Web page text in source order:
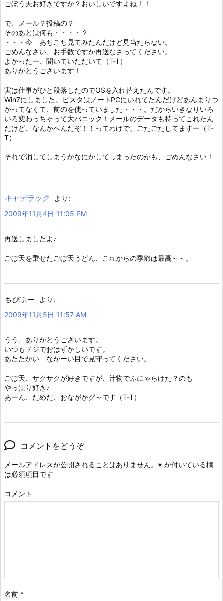
ごぼう天お好きですか？おいしいですよね！！
で、メール？投稿の？
そのあとは何も・・・・？
・・・今 あちこち見てみたんだけど見当たらない。
ごめんなさい、お手数ですが再送なさってください。
よかったー、聞いていただいて（T-T）
ありがとうございます！
実は仕事がひと段落したのでOSを入れ替えたんです。
Win7にしました。ビスタはノートPCにいれてたんだけどあんまりつ
かってなくて、前のを使っていました・・・。だからいきなりいろ
いろ変わっちゃって大パニック！メールのデータも持ってこれたん
だけど、なんかへんだぞ！！ってわけで、ごたごたしてますー（T-
T）
それで消してしまうかなにかしてしまったのかも、ごめんなさい！
キャデラック
より:
2009年11月4日 11:05 PM
再送しましたよ♪
ごぼ天を乗せたごぼ天うどん、これからの季節は最高～～。
ちびぶー
より:
2009年11月5日 11:57 AM
うう、ありがとうございます。
いつもドジでおはずかしいです。
あたたかい ながーい目で見守ってください。
ごぼ天、サクサクが好きですが、汁物でふにゃらけた？のも
やっぱり好き♪
あーん、だめだ、おながかグ～です（T-T）
コメントをどうぞ
メールアドレスが公開されることはありません。 ※ が付いている欄
は必須項目です
コメント
名前 *